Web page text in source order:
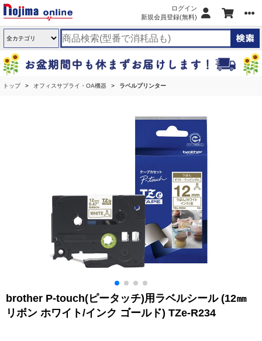
ログイン
新規会員登録(無料)
トップ オフィスサプライ・OA機器 ラベルプリンター
brother P-touch(ピータッチ)用ラベルシール (12㎜
リボン ホワイト/インク ゴールド) TZe-R234